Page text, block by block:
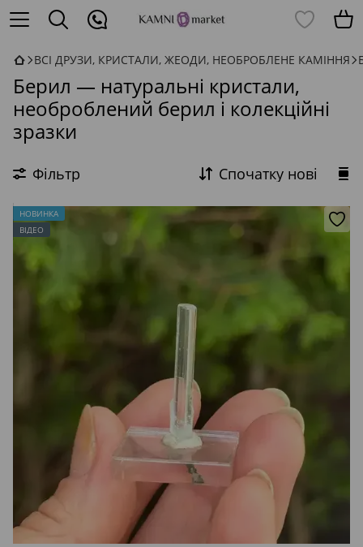
ВСІ ДРУЗИ, КРИСТАЛИ, ЖЕОДИ, НЕОБРОБЛЕНЕ КАМІННЯ
Берил — натуральні кристали,
необроблений берил і колекційні
зразки
Фільтр Спочатку нові
НОВИНКА
ВІДЕО